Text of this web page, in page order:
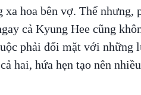
hoa bên vợ. Thế nhưng,
cả Kyung Hee cũng
phải đối mặt với những
hai, hứa hẹn tạo nên